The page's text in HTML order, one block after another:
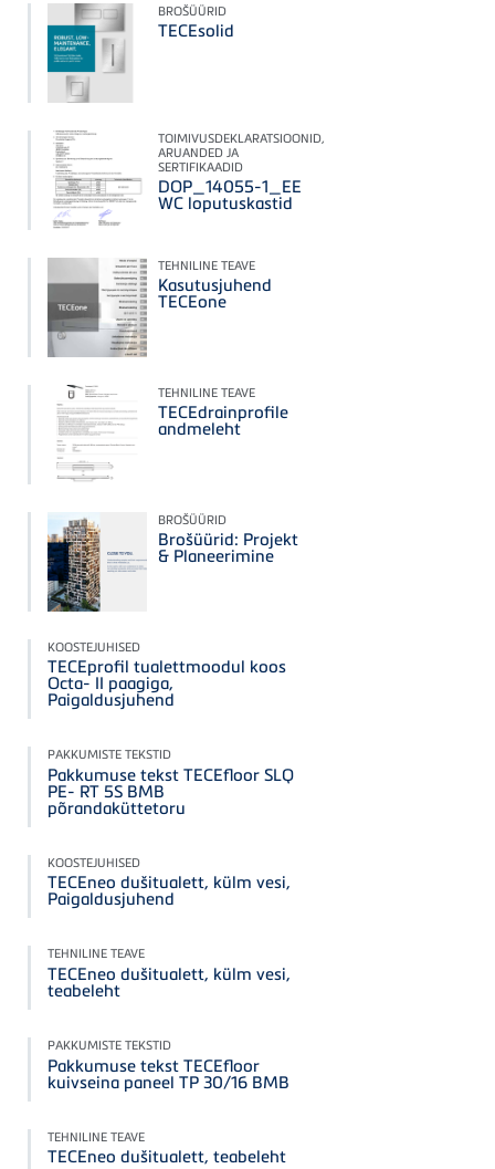
BROŠÜÜRID
TECEsolid
TOIMIVUSDEKLARATSIOONID,
ARUANDED JA
SERTIFIKAADID
DOP_14055-1_EE
WC loputuskastid
TEHNILINE TEAVE
Kasutusjuhend
TECEone
TEHNILINE TEAVE
TECEdrainprofile
andmeleht
BROŠÜÜRID
Brošüürid: Projekt
& Planeerimine
KOOSTEJUHISED
TECEprofil tualettmoodul koos
Octa- II paagiga,
Paigaldusjuhend
PAKKUMISTE TEKSTID
Pakkumuse tekst TECEfloor SLQ
PE- RT 5S BMB
põrandaküttetoru
KOOSTEJUHISED
TECEneo dušitualett, külm vesi,
Paigaldusjuhend
TEHNILINE TEAVE
TECEneo dušitualett, külm vesi,
teabeleht
PAKKUMISTE TEKSTID
Pakkumuse tekst TECEfloor
kuivseina paneel TP 30/16 BMB
TEHNILINE TEAVE
TECEneo dušitualett, teabeleht